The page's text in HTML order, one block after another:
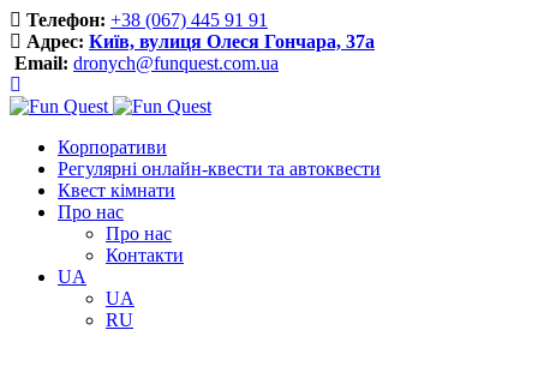
Телефон: +38 (067) 445 91 91
Адрес: Київ, вулиця Олеся Гончара, 37a
Email: dronych@funquest.com.ua
Корпоративи
Регулярні онлайн-квести та автоквести
Квест кімнати
Про нас
Про нас
Контакти
UA
UA
RU